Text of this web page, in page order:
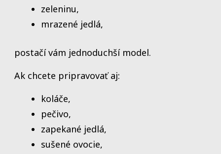
zeleninu,
mrazené jedlá,
postačí vám jednoduchší model.
Ak chcete pripravovať aj:
koláče,
pečivo,
zapekané jedlá,
sušené ovocie,